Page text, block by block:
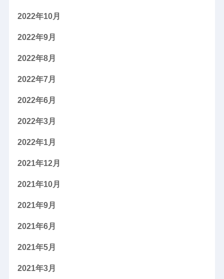
2022年10月
2022年9月
2022年8月
2022年7月
2022年6月
2022年3月
2022年1月
2021年12月
2021年10月
2021年9月
2021年6月
2021年5月
2021年3月